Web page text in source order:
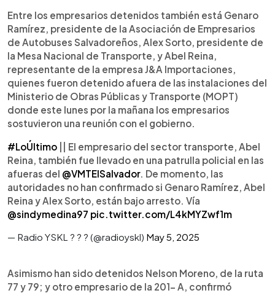
Entre los empresarios detenidos también está Genaro
Ramírez, presidente de la Asociación de Empresarios
de Autobuses Salvadoreños, Alex Sorto, presidente de
la Mesa Nacional de Transporte, y Abel Reina,
representante de la empresa J&A Importaciones,
quienes fueron detenido afuera de las instalaciones del
Ministerio de Obras Públicas y Transporte (MOPT)
donde este lunes por la mañana los empresarios
sostuvieron una reunión con el gobierno.
#LoÚltimo || El empresario del sector transporte, Abel
Reina, también fue llevado en una patrulla policial en las
afueras del @VMTElSalvador. De momento, las
autoridades no han confirmado si Genaro Ramírez, Abel
Reina y Alex Sorto, están bajo arresto. Vía
@sindymedina97 pic.twitter.com/L4kMYZwf1m
— Radio YSKL ? ? ? (@radioyskl) May 5, 2025
Asimismo han sido detenidos Nelson Moreno, de la ruta
77 y 79; y otro empresario de la 201- A, confirmó